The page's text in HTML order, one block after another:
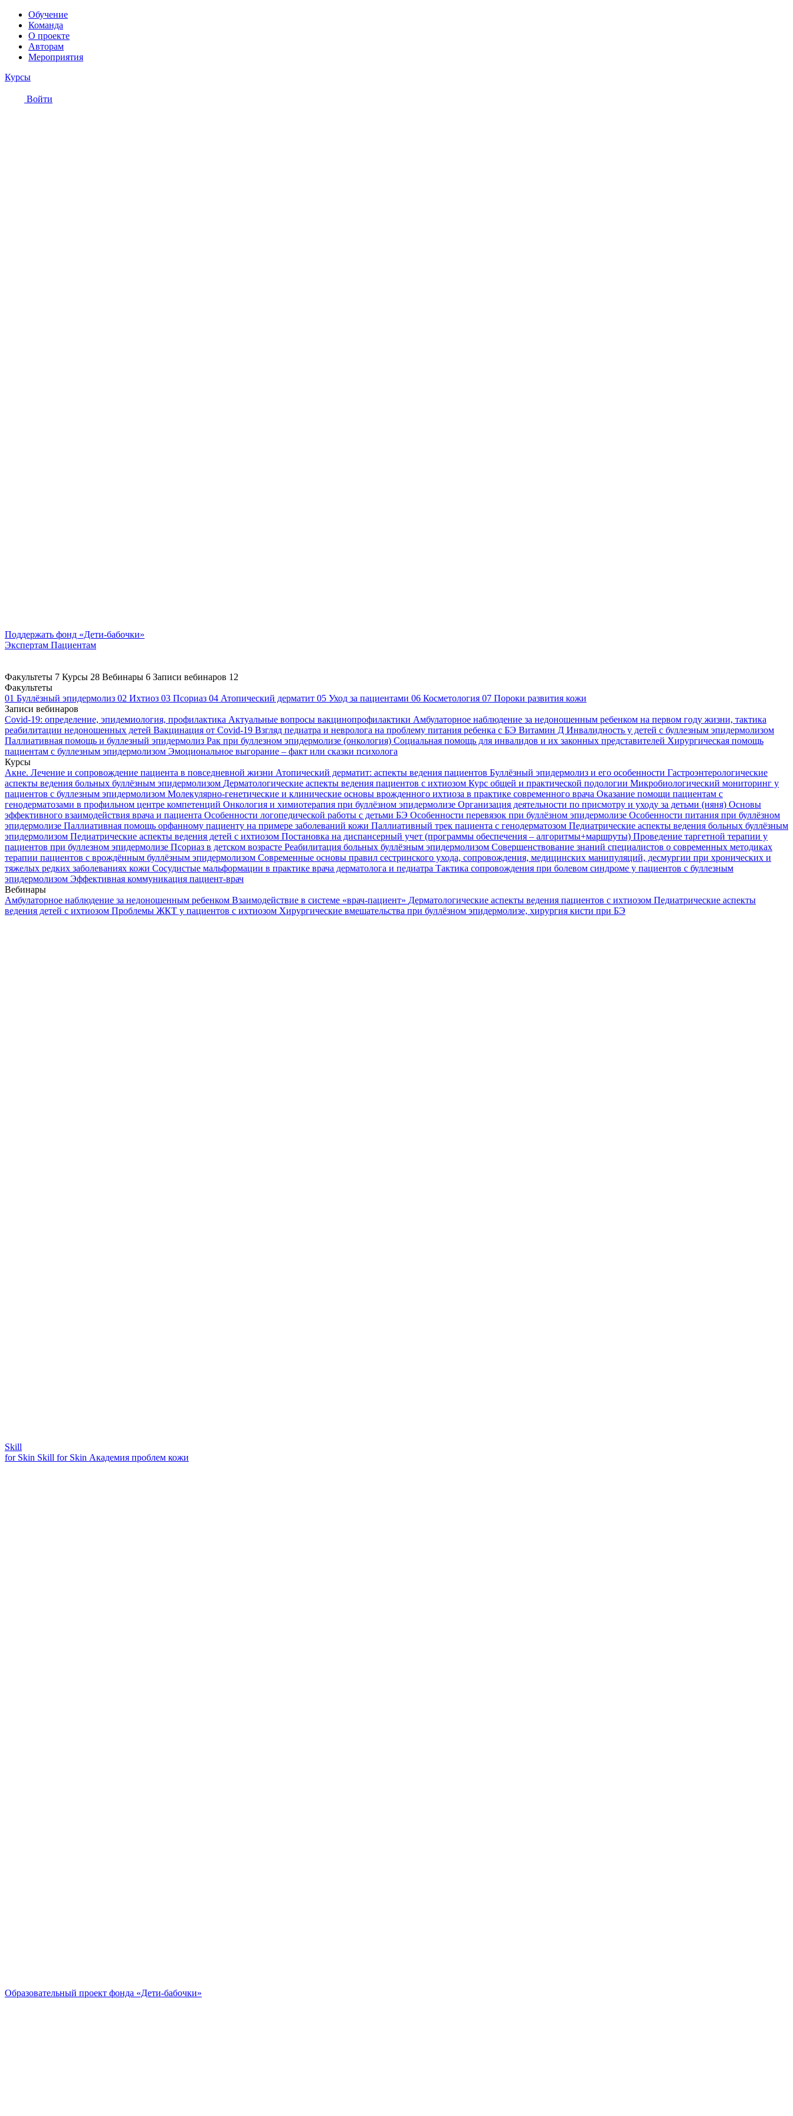
Обучение
Команда
О проекте
Авторам
Мероприятия
Курсы
Войти
Поддержать фонд «Дети-бабочки»
Экспертам Пациентам
Факультеты 7 Курсы 28 Вебинары 6 Записи вебинаров 12
Факультеты
01 Буллёзный эпидермолиз 02 Ихтиоз 03 Псориаз 04 Атопический дерматит 05 Уход за пациентами 06 Косметология 07 Пороки развития кожи
Записи вебинаров
Covid-19: определение, эпидемиология, профилактика Актуальные вопросы вакцинопрофилактики Амбулаторное наблюдение за недоношенным ребенком на первом году жизни, тактика
реабилитации недоношенных детей Вакцинация от Covid-19 Взгляд педиатра и невролога на проблему питания ребенка с БЭ Витамин Д Инвалидность у детей с буллезным эпидермолизом
Паллиативная помощь и буллезный эпидермолиз Рак при буллезном эпидермолизе (онкология) Социальная помощь для инвалидов и их законных представителей Хирургическая помощь
пациентам с буллезным эпидермолизом Эмоциональное выгорание – факт или сказки психолога
Курсы
Акне. Лечение и сопровождение пациента в повседневной жизни Атопический дерматит: аспекты ведения пациентов Буллёзный эпидермолиз и его особенности Гастроэнтерологические
аспекты ведения больных буллёзным эпидермолизом Дерматологические аспекты ведения пациентов с ихтиозом Курс общей и практической подологии Микробиологический мониторинг у
пациентов с буллезным эпидермолизом Молекулярно-генетические и клинические основы врожденного ихтиоза в практике современного врача Оказание помощи пациентам с
генодерматозами в профильном центре компетенций Онкология и химиотерапия при буллёзном эпидермолизе Организация деятельности по присмотру и уходу за детьми (няня) Основы
эффективного взаимодействия врача и пациента Особенности логопедической работы с детьми БЭ Особенности перевязок при буллёзном эпидермолизе Особенности питания при буллёзном
эпидермолизе Паллиативная помощь орфанному пациенту на примере заболеваний кожи Паллиативный трек пациента с генодерматозом Педиатрические аспекты ведения больных буллёзным
эпидермолизом Педиатрические аспекты ведения детей с ихтиозом Постановка на диспансерный учет (программы обеспечения – алгоритмы+маршруты) Проведение таргетной терапии у
пациентов при буллезном эпидермолизе Псориаз в детском возрасте Реабилитация больных буллёзным эпидермолизом Совершенствование знаний специалистов о современных методиках
терапии пациентов с врождённым буллёзным эпидермолизом Современные основы правил сестринского ухода, сопровождения, медицинских манипуляций, десмургии при хронических и
тяжелых редких заболеваниях кожи Сосудистые мальформации в практике врача дерматолога и педиатра Тактика сопровождения при болевом синдроме у пациентов с буллезным
эпидермолизом Эффективная коммуникация пациент-врач
Вебинары
Амбулаторное наблюдение за недоношенным ребенком Взаимодействие в системе «врач-пациент» Дерматологические аспекты ведения пациентов с ихтиозом Педиатрические аспекты
ведения детей с ихтиозом Проблемы ЖКТ у пациентов с ихтиозом Хирургические вмешательства при буллёзном эпидермолизе, хирургия кисти при БЭ
Skill
for Skin Skill for Skin Академия проблем кожи
Образовательный проект фонда «Дети-бабочки»